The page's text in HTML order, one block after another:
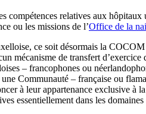
compétences relatives aux
ou les missions de l’Office de la
ce soit désormais la
mécanisme de transfert
– francophones ou
Communauté – française ou
à leur appartenance exclusive
essentiellement dans les